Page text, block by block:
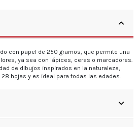
con papel de 250 gramos, que permite una
ya sea con lápices, ceras o marcadores.
de dibujos inspirados en la naturaleza,
hojas y es ideal para todas las edades.